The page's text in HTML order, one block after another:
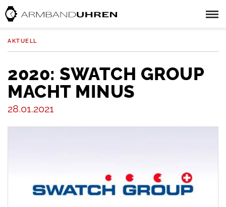
AKTUELL
2020: SWATCH GROUP
MACHT MINUS
28.01.2021